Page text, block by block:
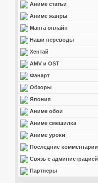
Аниме статьи
Аниме жанры
Манга онлайн
Наши переводы
Хентай
AMV и OST
Фанарт
Обзоры
Япония
Аниме обои
Аниме смешилка
Аниме уроки
Последние комментарии
Связь с администрацией
Партнеры